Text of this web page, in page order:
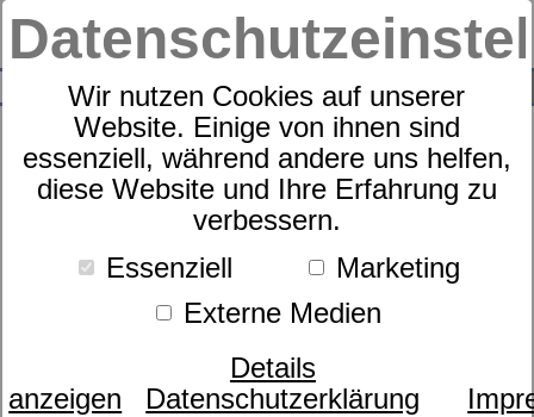
Wir nutzen Cookies auf unserer
Website. Einige von ihnen sind
essenziell, während andere uns helfen,
diese Website und Ihre Erfahrung zu
verbessern.
Essenziell
Marketing
Externe Medien
Details
anzeigen
Datenschutzerklärung
SUCHE
0
Zudecke
dormabell Daunen Edition WB 2